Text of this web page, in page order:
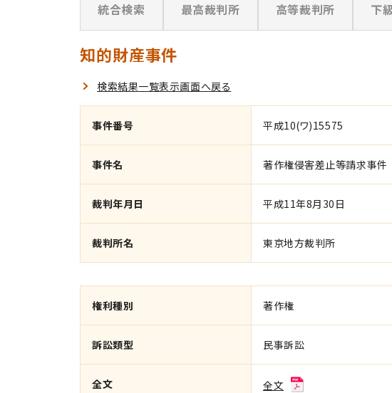
統合検索 最高裁判所 高等裁判所 下
知的財産事件
検索結果一覧表示画面へ戻る
事件番号 平成10(ワ)15575
事件名 著作権侵害差止等請求事件
裁判年月日 平成11年8月30日
裁判所名 東京地方裁判所
権利種別 著作権
訴訟類型 民事訴訟
全文
全文